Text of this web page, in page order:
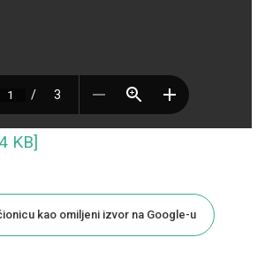
KB]
kao omiljeni izvor na Google-u